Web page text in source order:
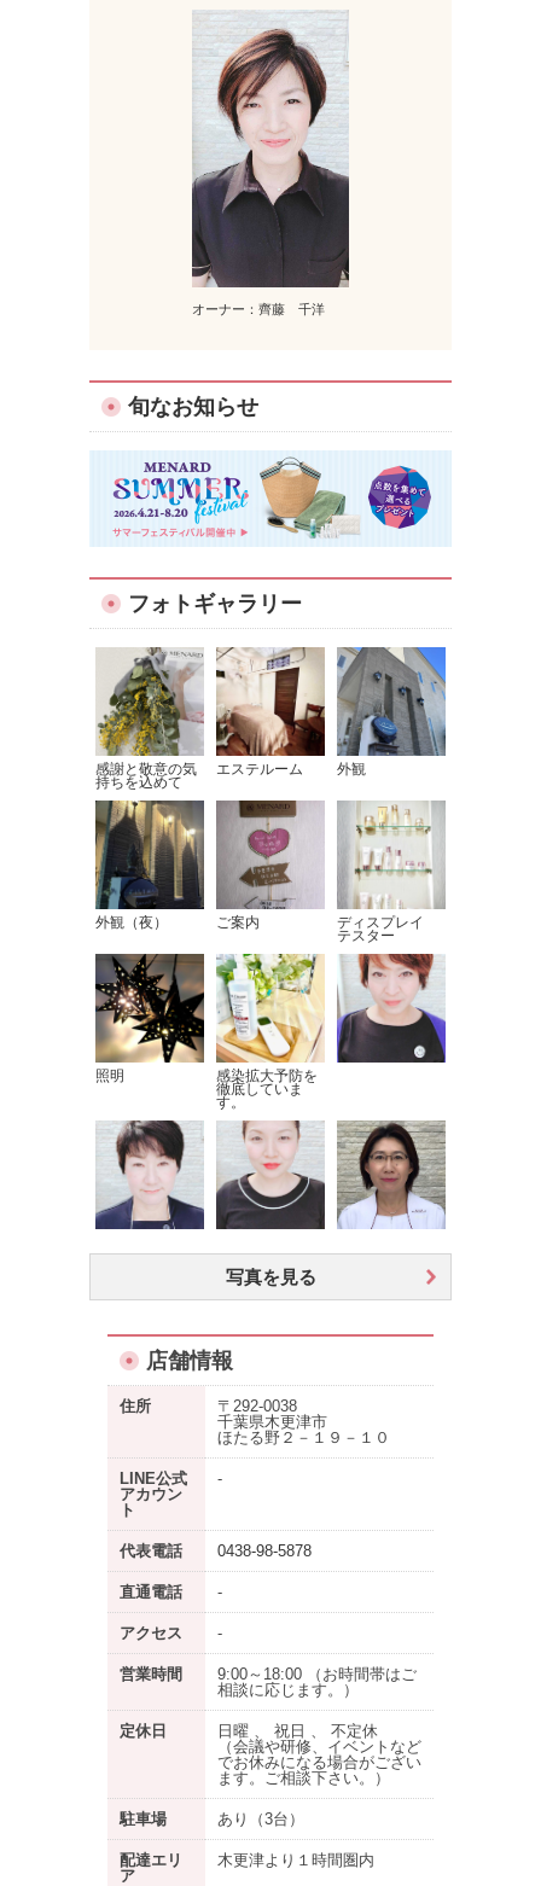
オーナー：齊藤 千洋
旬なお知らせ
フォトギャラリー
感謝と敬意の気
持ちを込めて
エステルーム 外観
外観（夜） ご案内
ディスプレイ
テスター
照明
感染拡大予防を
徹底していま
す。
写真を見る
店舗情報
住所
〒292-0038
千葉県木更津市
ほたる野２－１９－１０
LINE公式
アカウン
ト
-
代表電話 0438-98-5878
直通電話 -
アクセス -
営業時間
9:00～18:00 （お時間帯はご
相談に応じます。）
定休日
日曜 、 祝日 、 不定休
（会議や研修、イベントなど
でお休みになる場合がござい
ます。ご相談下さい。）
駐車場 あり （3台）
配達エリ
ア
木更津より１時間圏内